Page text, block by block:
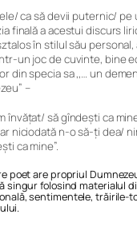
ca să devii puternic/ pe
finală a acestui discurs
în stilul său
un joc de cuvinte, bine
din specia sa ,,… un
–
învățat/ să gîndeşti ca
niciodată n-o să-ți dea/
ca mine”.
poet are propriul
singur folosind materialul
sentimentele, trăirile-